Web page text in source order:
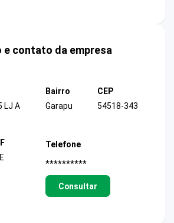
e contato da empresa
LJ A
Bairro
Garapu
CEP
54518-343
Telefone
**********
Consultar